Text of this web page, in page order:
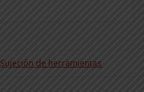
Sujeción de herramientas